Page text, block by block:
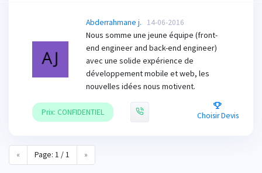
Abderrahmane j. 14-06-2016
Nous somme une jeune équipe (front-
end engineer and back-end engineer)
avec une solide expérience de
développement mobile et web, les
nouvelles idées nous motivent.
Prix: CONFIDENTIEL Choisir Devis
« Page: 1 / 1 »